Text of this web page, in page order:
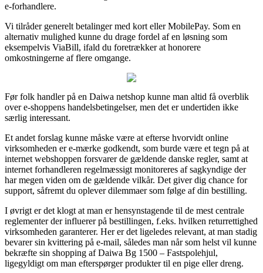
e-forhandlere.
Vi tilråder generelt betalinger med kort eller MobilePay. Som en
alternativ mulighed kunne du drage fordel af en løsning som
eksempelvis ViaBill, ifald du foretrækker at honorere
omkostningerne af flere omgange.
Før folk handler på en Daiwa netshop kunne man altid få overblik
over e-shoppens handelsbetingelser, men det er undertiden ikke
særlig interessant.
Et andet forslag kunne måske være at efterse hvorvidt online
virksomheden er e-mærke godkendt, som burde være et tegn på at
internet webshoppen forsvarer de gældende danske regler, samt at
internet forhandleren regelmæssigt monitoreres af sagkyndige der
har megen viden om de gældende vilkår. Det giver dig chance for
support, såfremt du oplever dilemmaer som følge af din bestilling.
I øvrigt er det klogt at man er hensynstagende til de mest centrale
reglementer der influerer på bestillingen, f.eks. hvilken returrettighed
virksomheden garanterer. Her er det ligeledes relevant, at man stadig
bevarer sin kvittering på e-mail, således man når som helst vil kunne
bekræfte sin shopping af Daiwa Bg 1500 – Fastspolehjul,
ligegyldigt om man efterspørger produkter til en pige eller dreng.